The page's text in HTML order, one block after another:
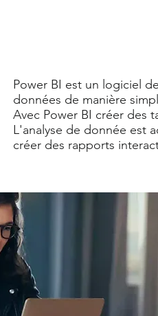
Power BI est un logiciel
données de manière
Avec Power BI créer des
L'analyse de donnée est
créer des rapports